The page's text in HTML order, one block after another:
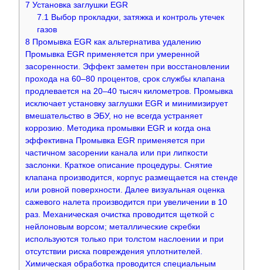
7 Установка заглушки EGR
7.1 Выбор прокладки, затяжка и контроль утечек
газов
8 Промывка EGR как альтернатива удалению
Промывка EGR применяется при умеренной
засоренности. Эффект заметен при восстановлении
прохода на 60–80 процентов, срок службы клапана
продлевается на 20–40 тысяч километров. Промывка
исключает установку заглушки EGR и минимизирует
вмешательство в ЭБУ, но не всегда устраняет
коррозию. Методика промывки EGR и когда она
эффективна Промывка EGR применяется при
частичном засорении канала или при липкости
заслонки. Краткое описание процедуры. Снятие
клапана производится, корпус размещается на стенде
или ровной поверхности. Далее визуальная оценка
сажевого налета производится при увеличении в 10
раз. Механическая очистка проводится щеткой с
нейлоновым ворсом; металлические скребки
используются только при толстом наслоении и при
отсутствии риска повреждения уплотнителей.
Химическая обработка проводится специальным